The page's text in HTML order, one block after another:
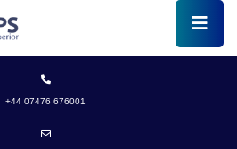
+44 07476 676001